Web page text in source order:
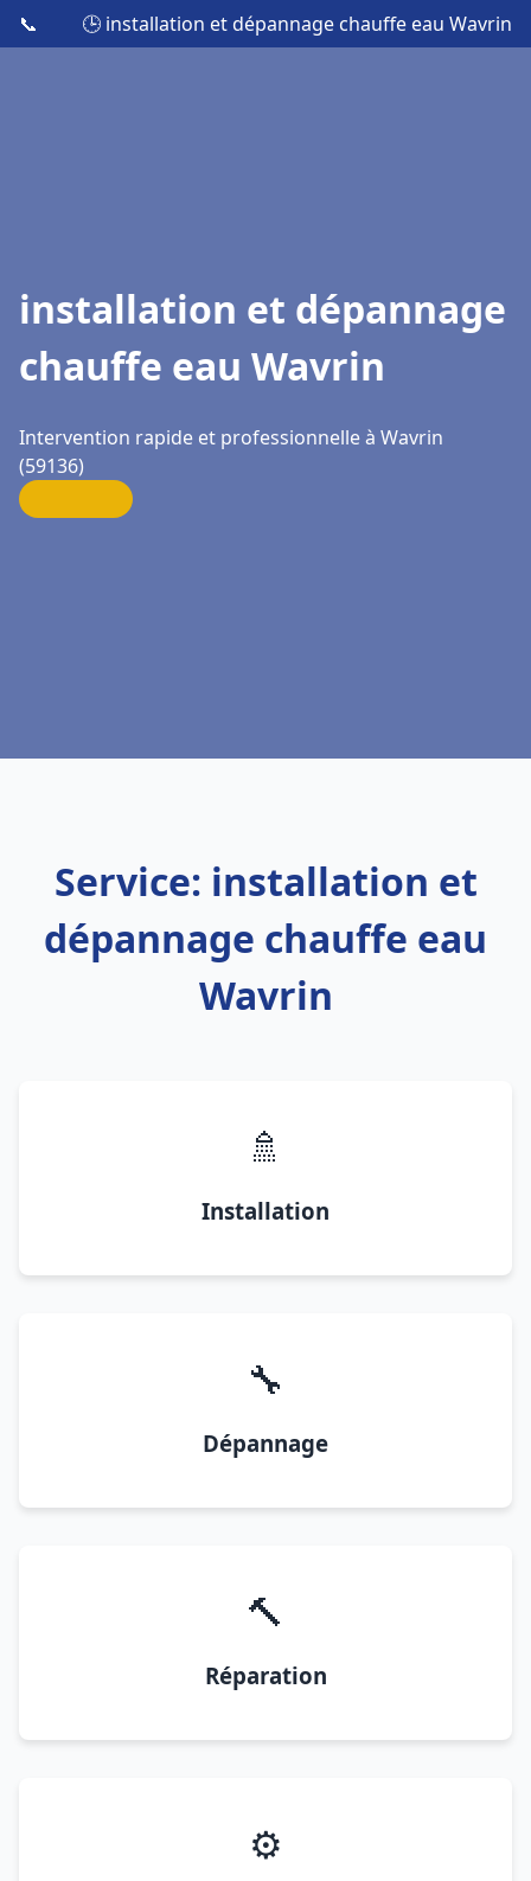
📞 🕒 installation et dépannage chauffe eau Wavrin
installation et dépannage
chauffe eau Wavrin
Intervention rapide et professionnelle à Wavrin
(59136)
Service: installation et
dépannage chauffe eau
Wavrin
🚿
Installation
🔧
Dépannage
🔨
Réparation
⚙️